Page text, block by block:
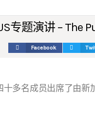
专题演讲 – The
Facebook
名成员出席了由新